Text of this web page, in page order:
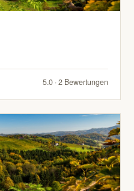
5.0 · 2 Bewertungen